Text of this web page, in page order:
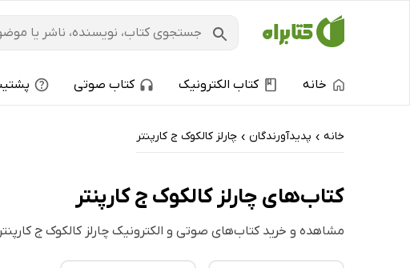
خانه کتاب الکترونیک کتاب صوتی
خانه › پدیدآورندگان › چارلز کالکوک ج کارپنتر
کتاب‌های چارلز کالکوک ج کارپنتر
مشاهده و خرید کتاب‌های صوتی و الکترونیک چارلز کالکوک ج کارپنتر